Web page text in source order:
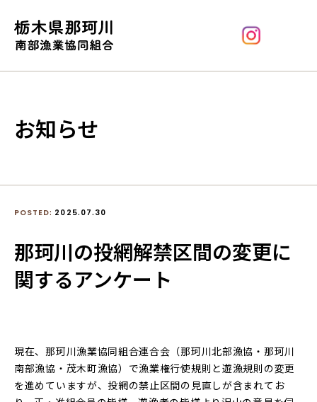
お知らせ
POSTED: 2025.07.30
那珂川の投網解禁区間の変更に
関するアンケート
現在、那珂川漁業協同組合連合会（那珂川北部漁協・那珂川
南部漁協・茂木町漁協）で漁業権行使規則と遊漁規則の変更
を進めていますが、投網の禁止区間の見直しが含まれてお